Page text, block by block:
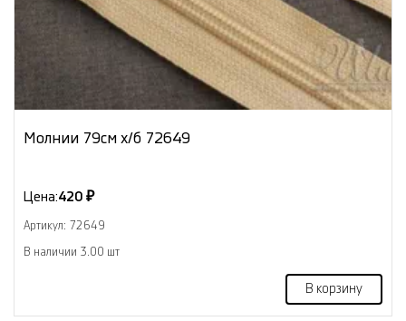
Молнии 79см х/б 72649
Цена:420 ₽
Артикул: 72649
В наличии 3.00 шт
В корзину